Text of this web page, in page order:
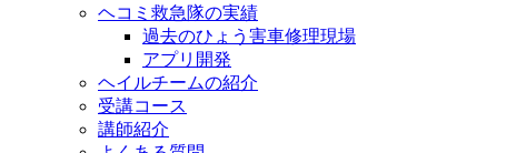
ヘコミ救急隊の実績
過去のひょう害車修理現場
アプリ開発
ヘイルチームの紹介
受講コース
講師紹介